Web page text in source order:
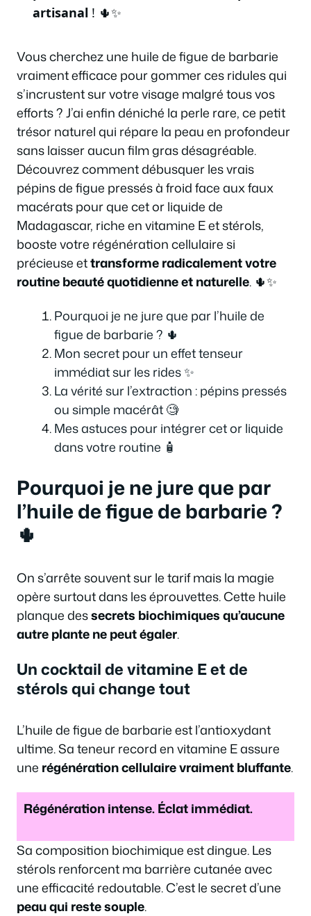
artisanal! 🌵✨
Vous cherchez une huile de figue de barbarie
vraiment efficace pour gommer ces ridules qui
s’incrustent sur votre visage malgré tous vos
efforts ? J’ai enfin déniché la perle rare, ce petit
trésor naturel qui répare la peau en profondeur
sans laisser aucun film gras désagréable.
Découvrez comment débusquer les vrais
pépins de figue pressés à froid face aux faux
macérats pour que cet or liquide de
Madagascar, riche en vitamine E et stérols,
booste votre régénération cellulaire si
précieuse ettransforme radicalement votre
routine beauté quotidienne et naturelle. 🌵✨
Pourquoi je ne jure que par l’huile de
figue de barbarie ? 🌵
Mon secret pour un effet tenseur
immédiat sur les rides ✨
La vérité sur l’extraction : pépins pressés
ou simple macérât 🧐
Mes astuces pour intégrer cet or liquide
dans votre routine 🧴
Pourquoi je ne jure que par
l’huile de figue de barbarie ?
🌵
On s’arrête souvent sur le tarif mais la magie
opère surtout dans les éprouvettes. Cette huile
planque dessecrets biochimiques qu’aucune
autre plante ne peut égaler.
Un cocktail de vitamine E et de
stérols qui change tout
L’huile de figue de barbarie est l’antioxydant
ultime. Sa teneur record en vitamine E assure
une régénération cellulaire vraiment bluffante.
Régénération intense. Éclat immédiat.
Sa composition biochimique est dingue. Les
stérols renforcent ma barrière cutanée avec
une efficacité redoutable. C’est le secret d’une
peau qui reste souple.